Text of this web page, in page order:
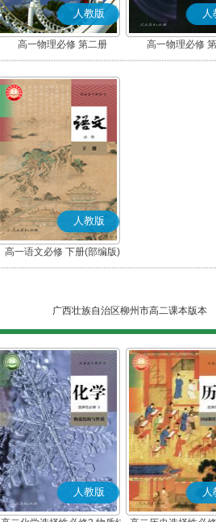
人教版
高一物理必修 第二册
人
高一物理必修
人教版
高一语文必修 下册(部编版)
广西壮族自治区柳州市高二课本版本
人教版 人